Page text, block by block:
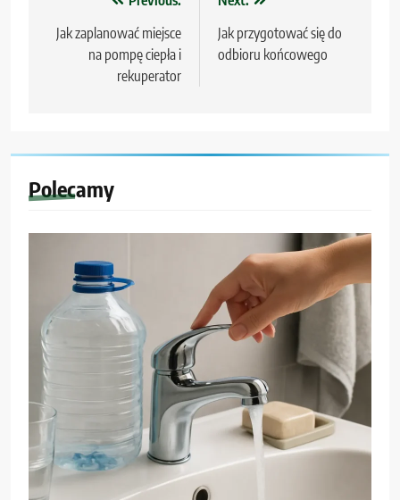
wpisu
Jak zaplanować miejsce
na pompę ciepła i
rekuperator
Jak przygotować się do
odbioru końcowego
Polecamy